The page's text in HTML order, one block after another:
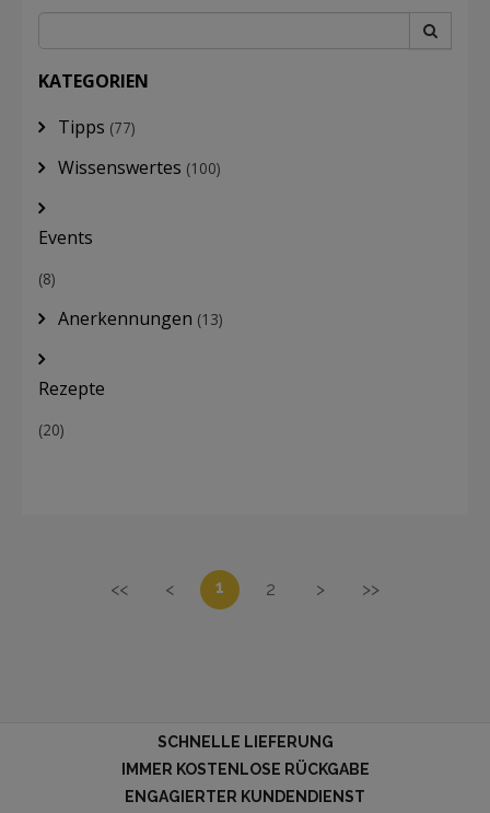
KATEGORIEN
Tipps (77)
Wissenswertes (100)
Events
(8)
Anerkennungen (13)
Rezepte
(20)
<< < 1 2 > >>
SCHNELLE LIEFERUNG
IMMER KOSTENLOSE RÜCKGABE
ENGAGIERTER KUNDENDIENST